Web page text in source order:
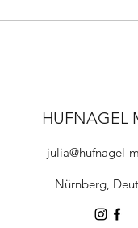
HUFNAGEL
julia@hufnagel-
Nürnberg,